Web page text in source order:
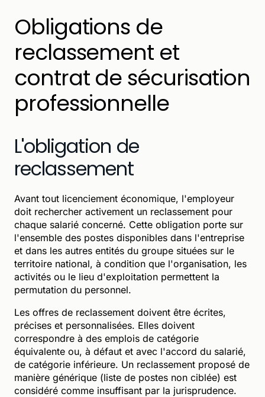
Obligations de
reclassement et
contrat de sécurisation
professionnelle
L'obligation de
reclassement
Avant tout licenciement économique, l'employeur
doit rechercher activement un reclassement pour
chaque salarié concerné. Cette obligation porte sur
l'ensemble des postes disponibles dans l'entreprise
et dans les autres entités du groupe situées sur le
territoire national, à condition que l'organisation, les
activités ou le lieu d'exploitation permettent la
permutation du personnel.
Les offres de reclassement doivent être écrites,
précises et personnalisées. Elles doivent
correspondre à des emplois de catégorie
équivalente ou, à défaut et avec l'accord du salarié,
de catégorie inférieure. Un reclassement proposé de
manière générique (liste de postes non ciblée) est
considéré comme insuffisant par la jurisprudence.